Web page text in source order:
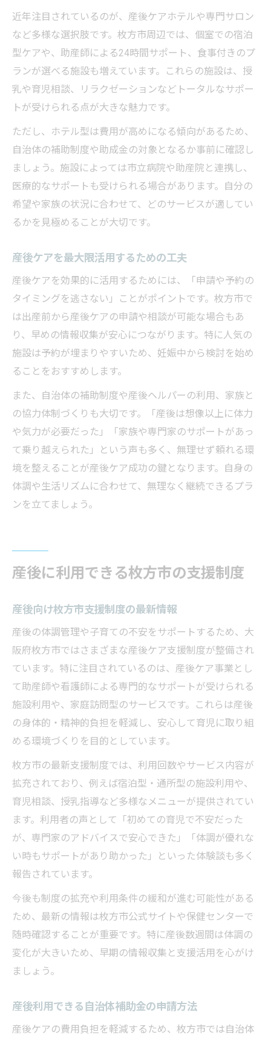
近年注目されているのが、産後ケアホテルや専門サロン
など多様な選択肢です。枚方市周辺では、個室での宿泊
型ケアや、助産師による24時間サポート、食事付きのプ
ランが選べる施設も増えています。これらの施設は、授
乳や育児相談、リラクゼーションなどトータルなサポー
トが受けられる点が大きな魅力です。
ただし、ホテル型は費用が高めになる傾向があるため、
自治体の補助制度や助成金の対象となるか事前に確認し
ましょう。施設によっては市立病院や助産院と連携し、
医療的なサポートも受けられる場合があります。自分の
希望や家族の状況に合わせて、どのサービスが適してい
るかを見極めることが大切です。
産後ケアを最大限活用するための工夫
産後ケアを効果的に活用するためには、「申請や予約の
タイミングを逃さない」ことがポイントです。枚方市で
は出産前から産後ケアの申請や相談が可能な場合もあ
り、早めの情報収集が安心につながります。特に人気の
施設は予約が埋まりやすいため、妊娠中から検討を始め
ることをおすすめします。
また、自治体の補助制度や産後ヘルパーの利用、家族と
の協力体制づくりも大切です。「産後は想像以上に体力
や気力が必要だった」「家族や専門家のサポートがあっ
て乗り越えられた」という声も多く、無理せず頼れる環
境を整えることが産後ケア成功の鍵となります。自身の
体調や生活リズムに合わせて、無理なく継続できるプラ
ンを立てましょう。
産後に利用できる枚方市の支援制度
産後向け枚方市支援制度の最新情報
産後の体調管理や子育ての不安をサポートするため、大
阪府枚方市ではさまざまな産後ケア支援制度が整備され
ています。特に注目されているのは、産後ケア事業とし
て助産師や看護師による専門的なサポートが受けられる
施設利用や、家庭訪問型のサービスです。これらは産後
の身体的・精神的負担を軽減し、安心して育児に取り組
める環境づくりを目的としています。
枚方市の最新支援制度では、利用回数やサービス内容が
拡充されており、例えば宿泊型・通所型の施設利用や、
育児相談、授乳指導など多様なメニューが提供されてい
ます。利用者の声として「初めての育児で不安だった
が、専門家のアドバイスで安心できた」「体調が優れな
い時もサポートがあり助かった」といった体験談も多く
報告されています。
今後も制度の拡充や利用条件の緩和が進む可能性がある
ため、最新の情報は枚方市公式サイトや保健センターで
随時確認することが重要です。特に産後数週間は体調の
変化が大きいため、早期の情報収集と支援活用を心がけ
ましょう。
産後利用できる自治体補助金の申請方法
産後ケアの費用負担を軽減するため、枚方市では自治体